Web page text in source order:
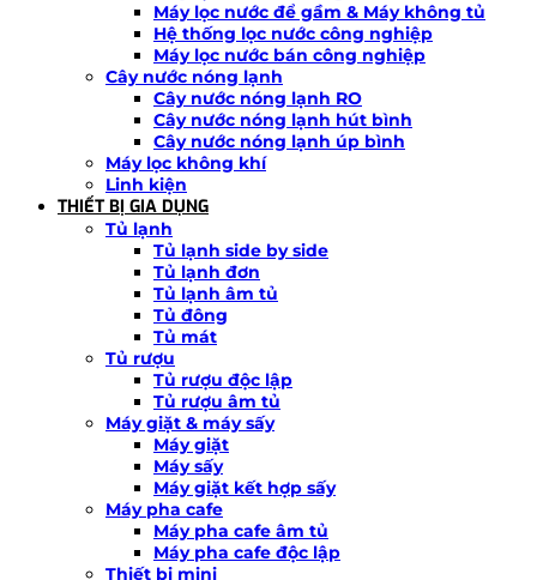
Máy lọc nước để gầm & Máy không tủ
Hệ thống lọc nước công nghiệp
Máy lọc nước bán công nghiệp
Cây nước nóng lạnh
Cây nước nóng lạnh RO
Cây nước nóng lạnh hút bình
Cây nước nóng lạnh úp bình
Máy lọc không khí
Linh kiện
THIẾT BỊ GIA DỤNG
Tủ lạnh
Tủ lạnh side by side
Tủ lạnh đơn
Tủ lạnh âm tủ
Tủ đông
Tủ mát
Tủ rượu
Tủ rượu độc lập
Tủ rượu âm tủ
Máy giặt & máy sấy
Máy giặt
Máy sấy
Máy giặt kết hợp sấy
Máy pha cafe
Máy pha cafe âm tủ
Máy pha cafe độc lập
Thiết bị mini